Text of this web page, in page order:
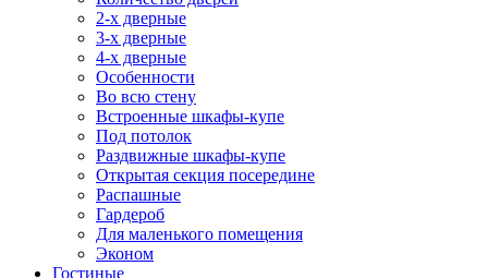
2-х дверные
3-х дверные
4-х дверные
Особенности
Во всю стену
Встроенные шкафы-купе
Под потолок
Раздвижные шкафы-купе
Открытая секция посередине
Распашные
Гардероб
Для маленького помещения
Эконом
Гостиные